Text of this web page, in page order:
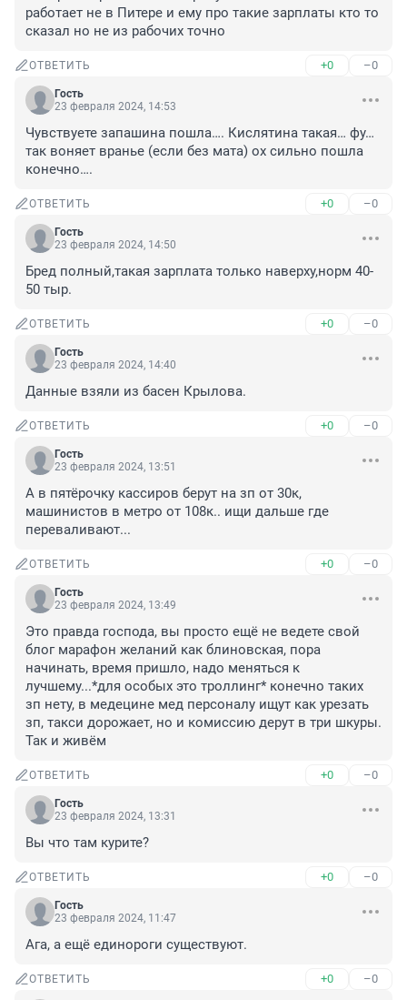
работает не в Питере и ему про такие зарплаты кто то
сказал но не из рабочих точно
ОТВЕТИТЬ +0 –0
Гость
23 февраля 2024, 14:53
Чувствуете запашина пошла…. Кислятина такая… фу…
так воняет вранье (если без мата) ох сильно пошла
конечно….
ОТВЕТИТЬ +0 –0
Гость
23 февраля 2024, 14:50
Бред полный,такая зарплата только наверху,норм 40-
50 тыр.
ОТВЕТИТЬ +0 –0
Гость
23 февраля 2024, 14:40
Данные взяли из басен Крылова.
ОТВЕТИТЬ +0 –0
Гость
23 февраля 2024, 13:51
А в пятёрочку кассиров берут на зп от 30к,
машинистов в метро от 108к.. ищи дальше где
переваливают...
ОТВЕТИТЬ +0 –0
Гость
23 февраля 2024, 13:49
Это правда господа, вы просто ещё не ведете свой
блог марафон желаний как блиновская, пора
начинать, время пришло, надо меняться к
лучшему...*для особых это троллинг* конечно таких
зп нету, в медецине мед персоналу ищут как урезать
зп, такси дорожает, но и комиссию дерут в три шкуры.
Так и живём
ОТВЕТИТЬ +0 –0
Гость
23 февраля 2024, 13:31
Вы что там курите?
ОТВЕТИТЬ +0 –0
Гость
23 февраля 2024, 11:47
Ага, а ещё единороги существуют.
ОТВЕТИТЬ +0 –0